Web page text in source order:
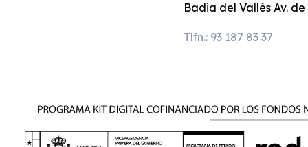
Badia del Vallès Av. de
Tlfn.: 93 187 83 37